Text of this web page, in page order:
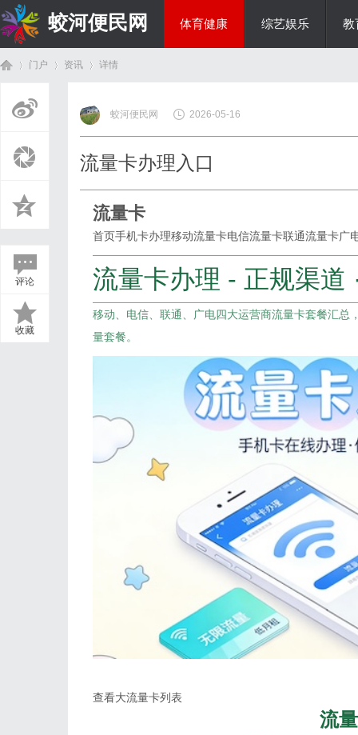
蛟河便民网 体育健康 综艺娱乐 教
门户 资讯
›
详情
评论
收藏
蛟河便民网 2026-05-16
流量卡办理入口
流量卡
首页手机卡办理移动流量卡电信流量卡联通流量卡广
流量卡办理 - 正规渠道
移动、电信、联通、广电四大运营商流量卡套餐汇
量套餐。
查看大流量卡列表
流